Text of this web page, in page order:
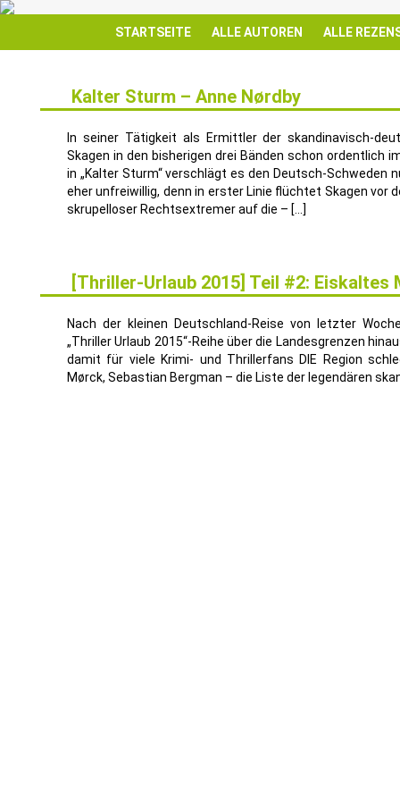
STARTSEITE ALLE AUTOREN ALLE
Kalter Sturm – Anne Nørdby
In seiner Tätigkeit als Ermittler der skandinavisch-
Skagen in den bisherigen drei Bänden schon ordentlich
in „Kalter Sturm“ verschlägt es den Deutsch-Schweden
eher unfreiwillig, denn in erster Linie flüchtet Skagen vor
skrupelloser Rechtsextremer auf die – […]
[Thriller-Urlaub 2015] Teil #2: Eiskaltes
Nach der kleinen Deutschland-Reise von letzter
„Thriller Urlaub 2015“-Reihe über die Landesgrenzen
damit für viele Krimi- und Thrillerfans DIE Region
Mørck, Sebastian Bergman – die Liste der legendären